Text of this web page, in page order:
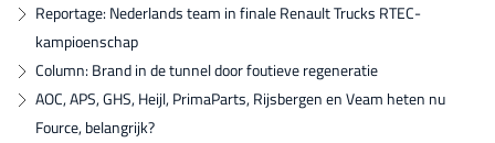
Reportage: Nederlands team in finale Renault Trucks RTEC-
kampioenschap
Column: Brand in de tunnel door foutieve regeneratie
AOC, APS, GHS, Heijl, PrimaParts, Rijsbergen en Veam heten nu
Fource, belangrijk?